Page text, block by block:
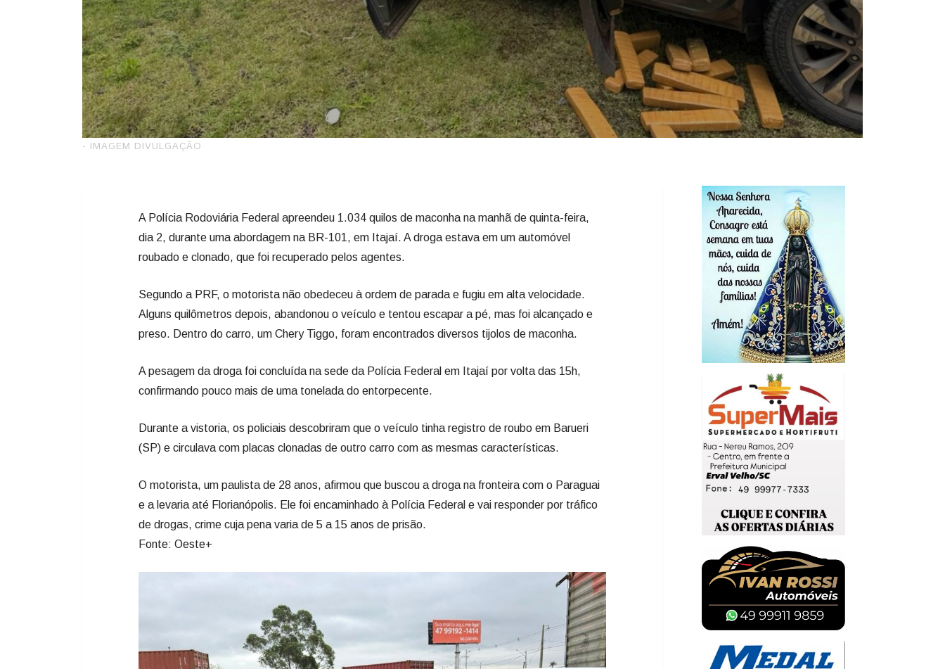
- IMAGEM DIVULGAÇÃO
A Polícia Rodoviária Federal apreendeu 1.034 quilos de maconha na manhã de quinta-feira,
dia 2, durante uma abordagem na BR-101, em Itajaí. A droga estava em um automóvel
roubado e clonado, que foi recuperado pelos agentes.
preso. Dentro do carro, um Chery Tiggo, foram encontrados diversos tijolos de maconha.
A pesagem da droga foi concluída na sede da Polícia Federal em Itajaí por volta das 15h,
Durante a vistoria, os policiais descobriram que o veículo tinha registro de roubo em Barueri
(SP) e circulava com placas clonadas de outro carro com as mesmas características.
O motorista, um paulista de 28 anos, afirmou que buscou a droga na fronteira com o Paraguai
e a levaria até Florianópolis. Ele foi encaminhado à Polícia Federal e vai responder por tráfico
Fonte: Oeste+